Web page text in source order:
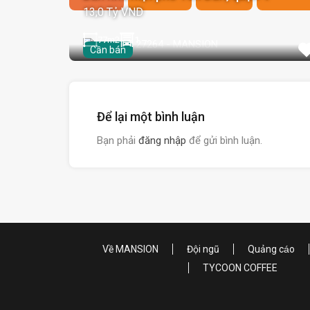
Cần bán
13,0 Tỷ VND
77m2
Để lại một bình luận
Bạn phải đăng nhập để gửi bình luận.
Về MANSION Đội ngũ Quảng cáo
TYCOON COFFEE